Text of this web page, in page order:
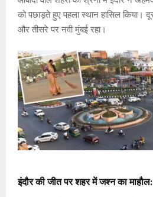
को पछाड़ते हुए पहला स्थान हासिल किया।
और तीसरे पर नवी मुंबई रहा।
इंदौर की जीत पर शहर में जश्न का माहौल: